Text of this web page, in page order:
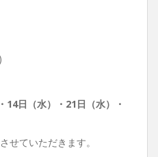
14日（水）・21日（水）・
せていただきます。